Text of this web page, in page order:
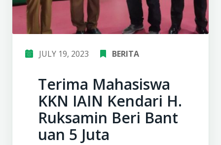
JULY 19, 2023 BERITA
Terima Mahasiswa
KKN IAIN Kendari H.
Ruksamin Beri Bant
uan 5 Juta